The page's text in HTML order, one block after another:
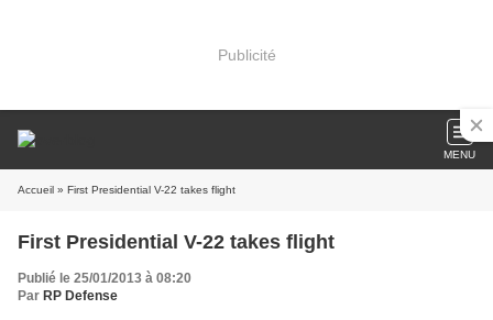
Publicité
MENU
Accueil » First Presidential V-22 takes flight
First Presidential V-22 takes flight
Publié le 25/01/2013 à 08:20
Par RP Defense